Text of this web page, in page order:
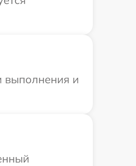
выполнения и